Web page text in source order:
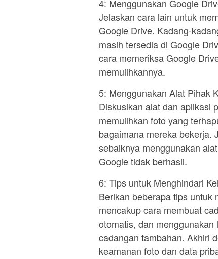
4: Menggunakan Google
Jelaskan cara lain untuk
Google Drive. Kadang-
masih tersedia di Google
cara memeriksa Google
memulihkannya.
5: Menggunakan Alat Pihak
Diskusikan alat dan aplikasi
memulihkan foto yang
bagaimana mereka bekerja.
sebaiknya menggunakan
Google tidak berhasil.
6: Tips untuk Menghindari
Berikan beberapa tips untuk
mencakup cara membuat
otomatis, dan
cadangan tambahan. Akhiri
keamanan foto dan data